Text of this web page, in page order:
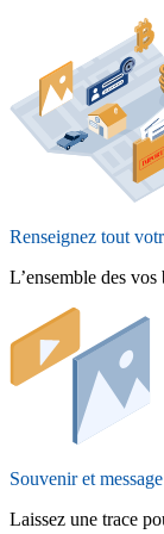
Renseignez tout
L’ensemble des
Souvenir et
Laissez une trace